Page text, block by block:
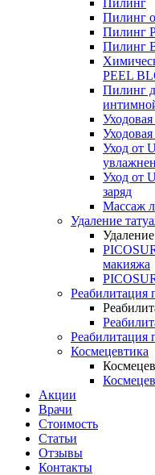
Пилинг
Пилинг
Пилинг
Пилинг
PEEL
Пилинг
Уход от
Уход от
заряд
Массаж
Удаление
макияжа
Реабилитация
Реабилитация
Космецевтика
Акции
Врачи
Стоимость
Статьи
Отзывы
Контакты